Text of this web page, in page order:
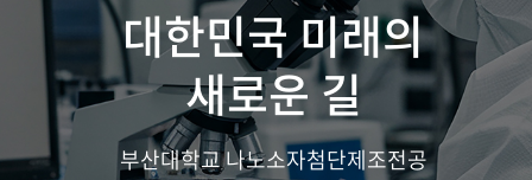
대한민국 미래의
새로운 길
부산대학교 나노소자첨단제조전공